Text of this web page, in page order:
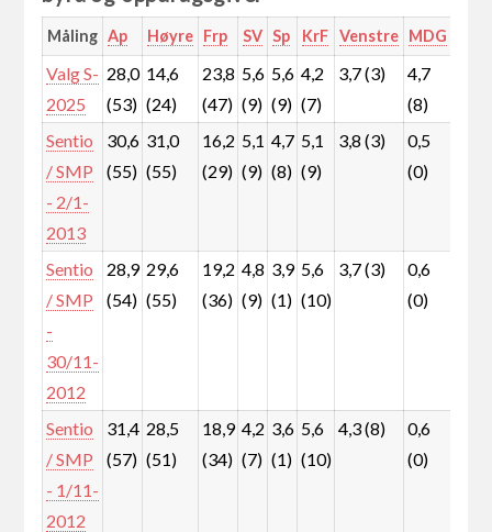
Måling Ap Høyre Frp SV Sp KrF Venstre MDG
Valg S-
2025
28,0
(53)
14,6
(24)
23,8
(47)
5,6
(9)
5,6
(9)
4,2
(7)
3,7 (3)
4,7
(8)
Sentio
/ SMP
- 2/1-
2013
30,6
(55)
31,0
(55)
16,2
(29)
5,1
(9)
4,7
(8)
5,1
(9)
3,8 (3)
0,5
(0)
Sentio
/ SMP
-
30/11-
2012
28,9
(54)
29,6
(55)
19,2
(36)
4,8
(9)
3,9
(1)
5,6
(10)
3,7 (3)
0,6
(0)
Sentio
/ SMP
- 1/11-
2012
31,4
(57)
28,5
(51)
18,9
(34)
4,2
(7)
3,6
(1)
5,6
(10)
4,3 (8)
0,6
(0)